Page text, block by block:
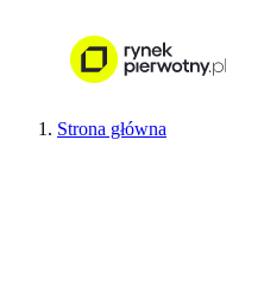
Strona główna